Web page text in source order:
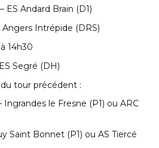
ES Andard Brain (D1)
Angers Intrépide (DRS)
14h30
Segré (DH)
tour précédent :
Ingrandes le Fresne (P1) ou ARC
Saint Bonnet (P1) ou AS Tiercé